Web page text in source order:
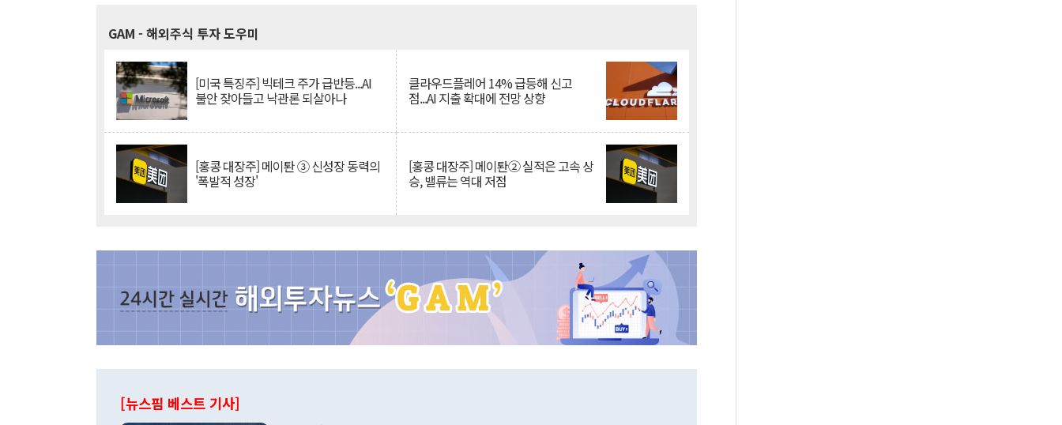
GAM - 해외주식 투자 도우미
[미국 특징주] 빅테크 주가 급반등...AI
불안 잦아들고 낙관론 되살아나
클라우드플레어 14% 급등해 신고
점...AI 지출 확대에 전망 상향
[홍콩 대장주] 메이퇀 ③ 신성장 동력의
'폭발적 성장'
[홍콩 대장주] 메이퇀② 실적은 고속 상
승, 밸류는 역대 저점
[뉴스핌 베스트 기사]